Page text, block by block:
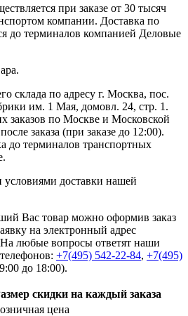
при заказе от 30 тысяч
компании. Доставка по
до терминалов компанией Деловые
склада по адресу г. Москва, пос.
им. 1 Мая, домовл. 24, стр. 1.
заказов по Москве и Московской
заказа (при заказе до 12:00).
до терминалов транспортных
доставки нашей
Вас товар можно оформив заказ
на электронный адрес
любые вопросы ответят наши
+7(495) 542-22-84, +7(495)
до 18:00).
скидки на каждый заказа
цена